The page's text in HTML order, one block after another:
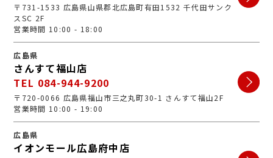
〒731-1533 広島県山県郡北広島町有田1532 千代田サンク
スSC 2F
営業時間 10:00 - 18:00
広島県
さんすて福山店
TEL 084-944-9200
〒720-0066 広島県福山市三之丸町30-1 さんすて福山2F
営業時間 10:00 - 19:00
広島県
イオンモール広島府中店